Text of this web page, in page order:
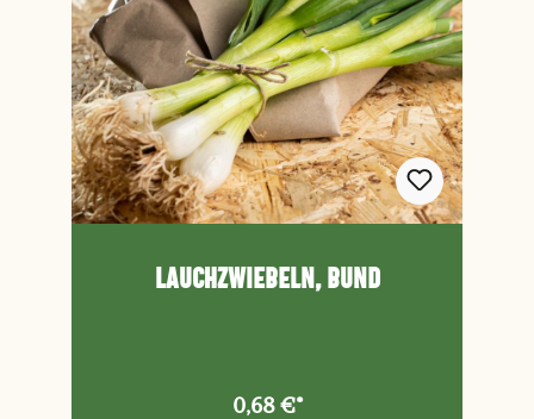
Lauchzwiebeln, Bund
0,68 €*